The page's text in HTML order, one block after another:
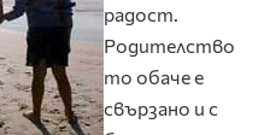
радост.
Родителство
то обаче е
свързано и с